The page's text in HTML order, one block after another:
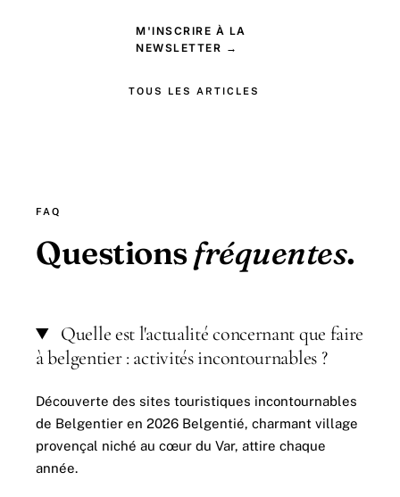
M'INSCRIRE À LA
NEWSLETTER →
TOUS LES ARTICLES
FAQ
Questionsfréquentes.
Quelle est l'actualité concernant que faire
à belgentier : activités incontournables ?
Découverte des sites touristiques incontournables
de Belgentier en 2026 Belgentié, charmant village
provençal niché au cœur du Var, attire chaque
année.